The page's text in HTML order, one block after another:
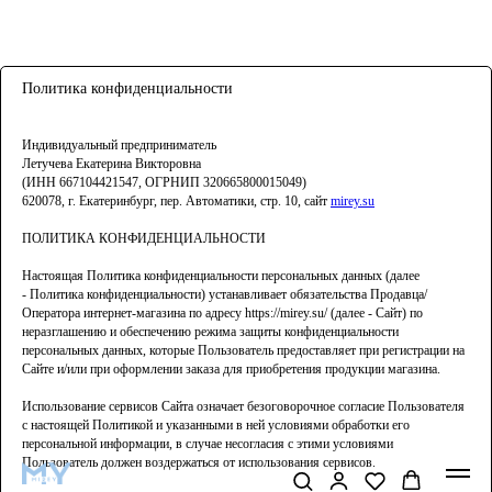
Политика конфиденциальности
Индивидуальный предприниматель
Летучева Екатерина Викторовна
(ИНН 667104421547, ОГРНИП 320665800015049)
620078, г. Екатеринбург, пер. Автоматики, стр. 10, сайт mirey.su
ПОЛИТИКА КОНФИДЕНЦИАЛЬНОСТИ
Настоящая Политика конфиденциальности персональных данных (далее
- Политика конфиденциальности) устанавливает обязательства Продавца/
Оператора интернет-магазина по адресу https://mirey.su/ (далее - Сайт) по
неразглашению и обеспечению режима защиты конфиденциальности
персональных данных, которые Пользователь предоставляет при регистрации на
Сайте и/или при оформлении заказа для приобретения продукции магазина.
Использование сервисов Сайта означает безоговорочное согласие Пользователя
с настоящей Политикой и указанными в ней условиями обработки его
персональной информации, в случае несогласия с этими условиями
Пользователь должен воздержаться от использования сервисов.